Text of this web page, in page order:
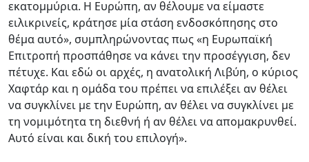
εκατομμύρια. Η Ευρώπη, αν θέλουμε να είμαστε
ειλικρινείς, κράτησε μία στάση ενδοσκόπησης στο
θέμα αυτό», συμπληρώνοντας πως «η Ευρωπαϊκή
Επιτροπή προσπάθησε να κάνει την προσέγγιση, δεν
πέτυχε. Και εδώ οι αρχές, η ανατολική Λιβύη, ο κύριος
Χαφτάρ και η ομάδα του πρέπει να επιλέξει αν θέλει
να συγκλίνει με την Ευρώπη, αν θέλει να συγκλίνει με
τη νομιμότητα τη διεθνή ή αν θέλει να απομακρυνθεί.
Αυτό είναι και δική του επιλογή».